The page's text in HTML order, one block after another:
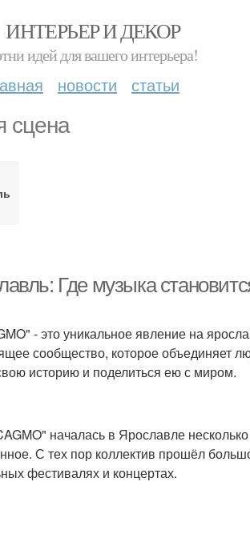
ИНТЕРЬЕР И ДЕКОР
идей для вашего интерьера!
новости статьи
сцена
Где музыка
- это уникальное явление на
сообщество, которое объединяет
историю и поделиться ею с миром.
началась в Ярославле
С тех пор коллектив прошёл
фестивалях и концертах.